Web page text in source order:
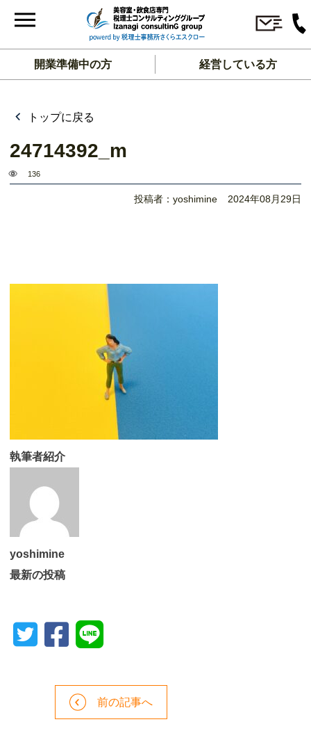
開業準備中の方 経営している方
トップに戻る
24714392_m
136
投稿者：yoshimine 2024年08月29日
執筆者紹介
yoshimine
最新の投稿
前の記事へ